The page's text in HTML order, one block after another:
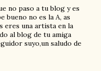
no paso a tu blog y es
bueno no es la A, as
eres una artista en la
al blog de tu amiga
suyo,un saludo de